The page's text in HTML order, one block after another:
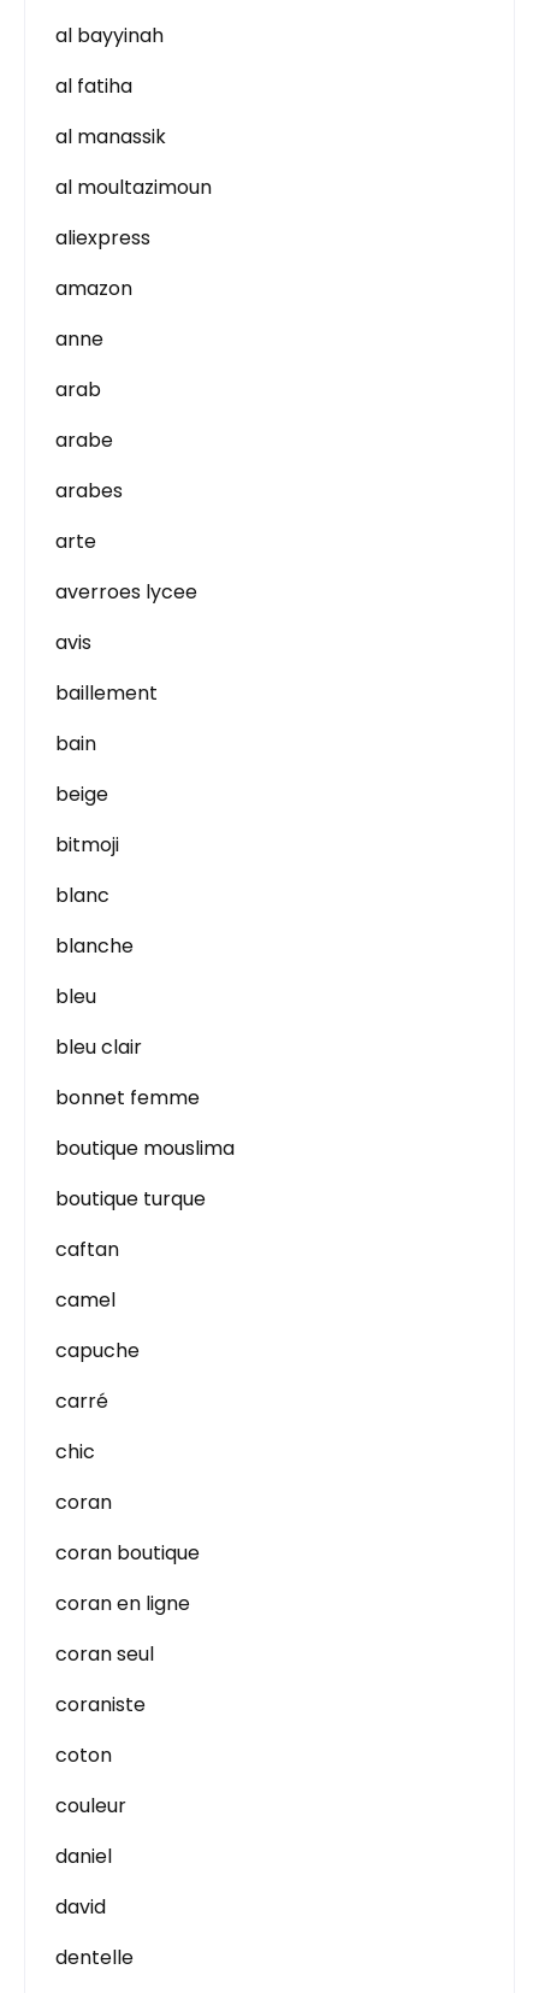
al bayyinah
al fatiha
al manassik
al moultazimoun
aliexpress
amazon
anne
arab
arabe
arabes
arte
averroes lycee
avis
baillement
bain
beige
bitmoji
blanc
blanche
bleu
bleu clair
bonnet femme
boutique mouslima
boutique turque
caftan
camel
capuche
carré
chic
coran
coran boutique
coran en ligne
coran seul
coraniste
coton
couleur
daniel
david
dentelle